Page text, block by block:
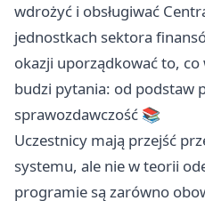
wdrożyć i obsługiwać
jednostkach sektora
okazji uporządkować to, co
budzi pytania: od podstaw
sprawozdawczość 📚
Uczestnicy mają przejść
systemu, ale nie w teorii
programie są zarówno